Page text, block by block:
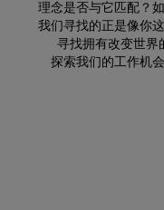
理念是否与它匹配？
我们寻找的正是像你
寻找拥有改变世界
探索我们的工作机